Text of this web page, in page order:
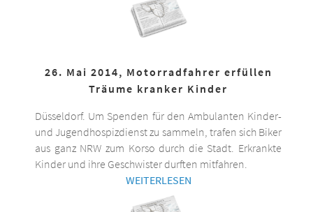
26. Mai 2014, Motorradfahrer erfüllen
Träume kranker Kinder
Düsseldorf. Um Spenden für den Ambulanten Kinder-
und Jugendhospizdienst zu sammeln, trafen sich Biker
aus ganz NRW zum Korso durch die Stadt. Erkrankte
Kinder und ihre Geschwister durften mitfahren.
WEITERLESEN